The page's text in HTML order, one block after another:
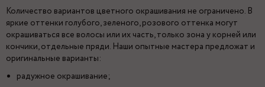
Количество вариантов цветного окрашивания не ограничено. В
яркие оттенки голубого, зеленого, розового оттенка могут
окрашиваться все волосы или их часть, только зона у корней или
кончики, отдельные пряди. Наши опытные мастера предложат и
оригинальные варианты:
радужное окрашивание;